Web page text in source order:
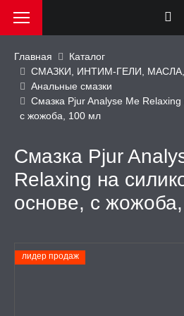
АКЦИИ и
Главная
Каталог
СМАЗКИ, ИНТИМ-ГЕЛИ,
Анальные смазки
Смазка Pjur Analyse Me Relaxing
с жожоба, 100 мл
Смазка Pjur
Relaxing на
основе, с
лидер продаж